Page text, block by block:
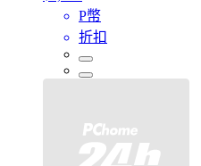
P幣
折扣